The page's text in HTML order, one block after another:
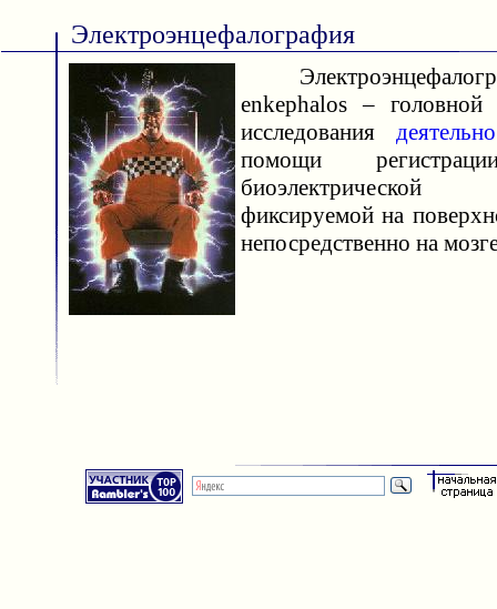
Электроэнцефалография
enkephalos –
исследования
помощи
фиксируемой на
непосредственно на